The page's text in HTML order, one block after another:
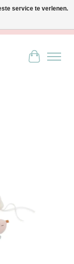
9A -
service te verlenen.